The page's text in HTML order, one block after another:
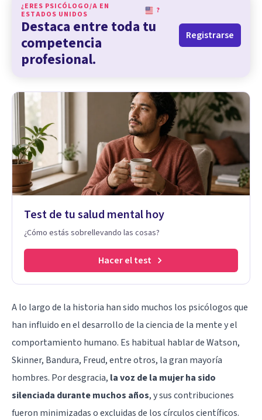
¿ERES PSICÓLOGO/A EN
ESTADOS UNIDOS
?
Destaca entre toda tu
competencia
profesional.
Registrarse
Test de tu salud mental hoy
¿Cómo estás sobrellevando las cosas?
Hacer el test
A lo largo de la historia han sido muchos los psicólogos que
han influido en el desarrollo de la ciencia de la mente y el
comportamiento humano. Es habitual hablar deWatson,
Skinner, Bandura, Freud, entre otros, la gran mayoría
hombres. Por desgracia, la voz de la mujer ha sido
silenciada durante muchos años, y sus contribuciones
fueron minimizadas o excluidas de los círculos científicos.